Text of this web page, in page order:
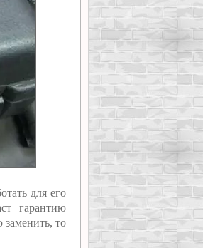
для его
гарантию
заменить, то